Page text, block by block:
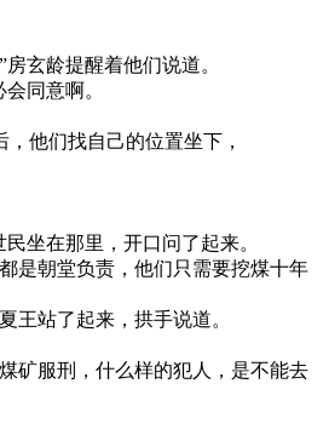
玄龄提醒着他们说道。
同意啊。
他们找自己的位置坐下，
坐在那里，开口问了起来。
是朝堂负责，他们只需要挖煤十年
王站了起来，拱手说道。
矿服刑，什么样的犯人，是不能去